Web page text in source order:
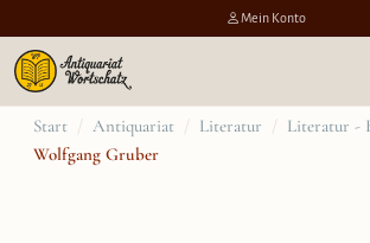
Mein Konto
Zum
Inhalt
Start / Antiquariat / Literatur / Literatur -
Wolfgang Gruber